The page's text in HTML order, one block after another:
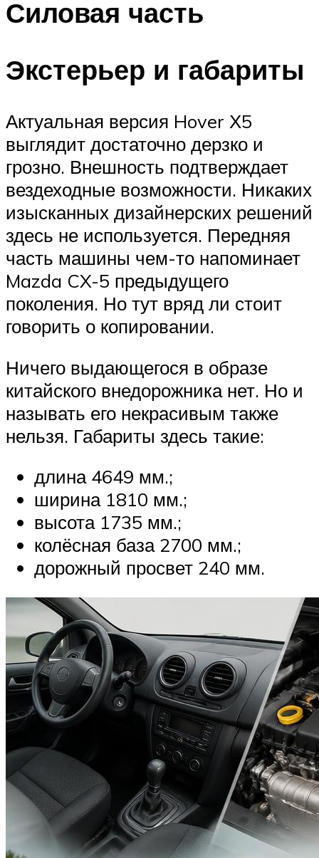
Силовая часть
Экстерьер и габариты
Актуальная версия Hover Х5
выглядит достаточно дерзко и
грозно. Внешность подтверждает
вездеходные возможности. Никаких
изысканных дизайнерских решений
здесь не используется. Передняя
часть машины чем-то напоминает
Mazda CX-5 предыдущего
поколения. Но тут вряд ли стоит
говорить о копировании.
Ничего выдающегося в образе
китайского внедорожника нет. Но и
называть его некрасивым также
нельзя. Габариты здесь такие:
длина 4649 мм.;
ширина 1810 мм.;
высота 1735 мм.;
колёсная база 2700 мм.;
дорожный просвет 240 мм.